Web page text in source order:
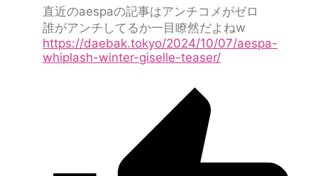
直近のaespaの記事はアンチコメがゼロ
誰がアンチしてるか一目瞭然だよねw
https://daebak.tokyo/2024/10/07/aespa-
whiplash-winter-giselle-teaser/